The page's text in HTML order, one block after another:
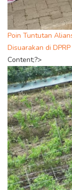
Poin Tuntutan
Disuarakan di
Content;?>